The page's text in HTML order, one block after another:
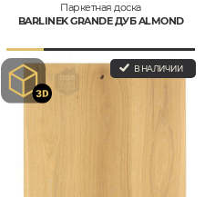
Паркетная доска
BARLINEK GRANDE ДУБ ALMOND
В НАЛИЧИИ